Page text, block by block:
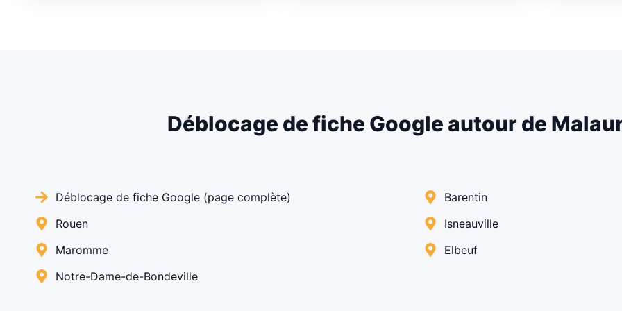
Déblocage de fiche Google autour de
Déblocage de fiche Google (page complète)
Rouen
Maromme
Notre-Dame-de-Bondeville
Barentin
Isneauville
Elbeuf